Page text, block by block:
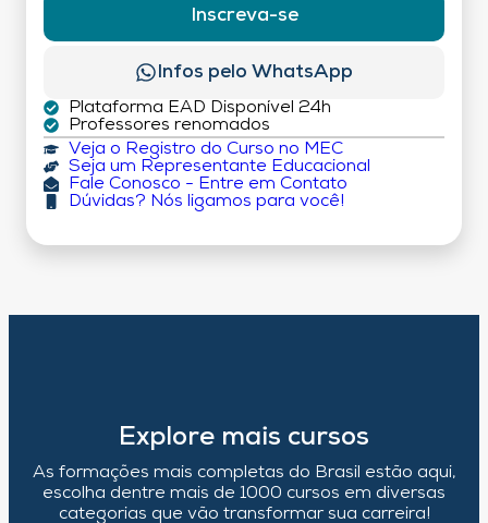
Inscreva-se
Infos pelo WhatsApp
Plataforma EAD Disponível 24h
Professores renomados
Veja o Registro do Curso no MEC
Seja um Representante Educacional
Fale Conosco - Entre em Contato
Dúvidas? Nós ligamos para você!
Explore mais cursos
As formações mais completas do Brasil estão aqui,
escolha dentre mais de 1000 cursos em diversas
categorias que vão transformar sua carreira!